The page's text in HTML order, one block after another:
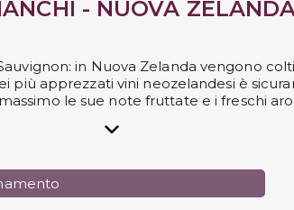
- NUOVA
in Nuova Zelanda vengono
apprezzati vini neozelandesi è
le sue note fruttate e i freschi
in gran parte nella produzione di
più amati nel mondo a casa tua.